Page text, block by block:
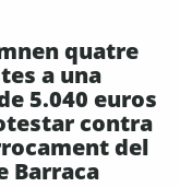
quatre
a una
5.040 euros
contra
del
Barraca